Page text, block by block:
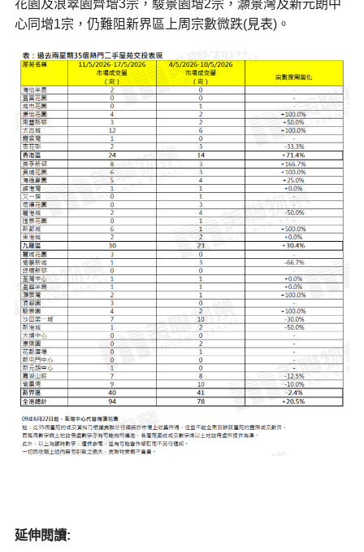
花園及浪翠園齊增3宗，駿景園增2宗，灝景灣及新元朗中
心同增1宗，仍難阻新界區上周宗數微跌(見表)。
延伸閱讀: